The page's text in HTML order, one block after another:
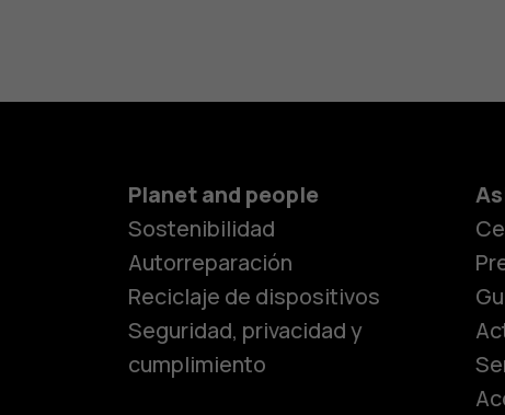
Smartphones
Teléfonos
Teléfonos para
Planet and people
Sostenibilidad
Autorreparación
Reciclaje de dispositivos
Seguridad, privacidad y
cumplimiento